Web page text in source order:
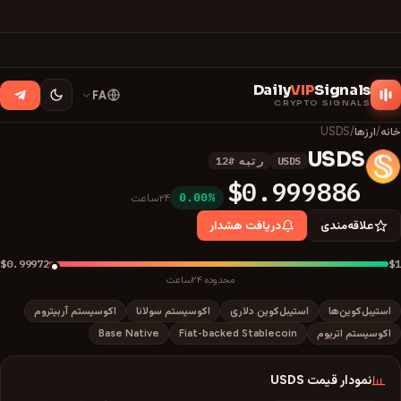
DailyVIPSignals
CRYPTO SIGNALS
FA
خانه/ارزها/
USDS
U
USDS
USDS رتبه#
12
$0.999886
0.00% ۲۴ساعت
علاقه‌مندی دریافت هشدار
$0.99972 $1
محدوده ۲۴ساعت
استیبل‌کوین‌ها استیبل‌کوین دلاری اکوسیستم سولانا
اکوسیستم آربیتروم
اکوسیستم اتریوم
Fiat-backed Stablecoin
Base Native
نمودار قیمت USDS